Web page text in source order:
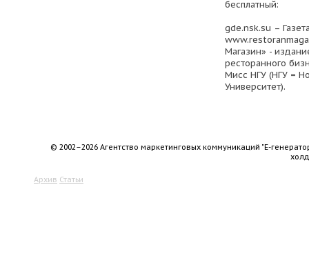
бесплатный:
gde.nsk.su –
Магазин» -
ресторанного
Мисс НГУ (НГУ =
Университет).
© 2002–2026 Агентство маркетинговых коммуникаций "Е-
Архив Статьи